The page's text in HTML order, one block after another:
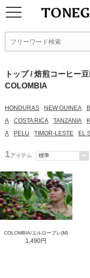
トップ/焙煎コーヒー
COLOMBIA
HONDURAS NEW GUINEA
A
COSTA RICA TANZANIA
A
PELU TIMOR-LESTE EL
1アイテム
COLOMBIA/エルローブレ(M)
1,490円